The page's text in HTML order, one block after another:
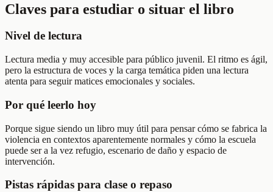
Claves para estudiar o situar el libro
Nivel de lectura
Lectura media y muy accesible para público juvenil. El ritmo es ágil,
pero la estructura de voces y la carga temática piden una lectura
atenta para seguir matices emocionales y sociales.
Por qué leerlo hoy
Porque sigue siendo un libro muy útil para pensar cómo se fabrica la
violencia en contextos aparentemente normales y cómo la escuela
puede ser a la vez refugio, escenario de daño y espacio de
intervención.
Pistas rápidas para clase o repaso